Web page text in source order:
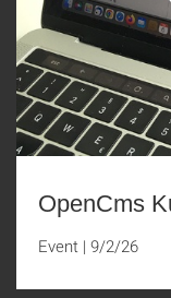
OpenCms
Event | 9/2/26